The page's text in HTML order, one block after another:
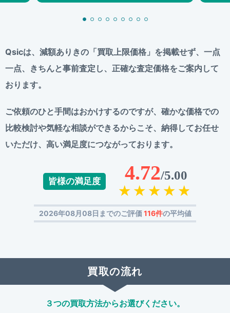
Qsicは、減額ありきの「買取上限価格」を掲載せず、 一点
一点、きちんと事前査定し、正確な査定価格をご案内して
おります。
ご依頼のひと手間はおかけするのですが、 確かな価格での
比較検討や気軽な相談ができるからこそ、 納得してお任せ
いただけ、高い満足度につながっております。
皆様の満足度 4.72/5.00
2026年08月08日までのご評価116件の平均値
買取の流れ
３つの買取方法からお選びください。